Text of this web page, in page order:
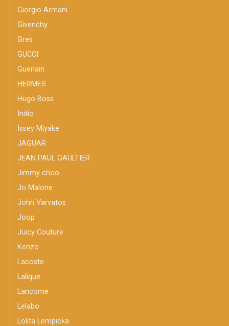
Giorgio Armani
Givenchy
Gres
GUCCI
Guerlain
HERMES
Hugo Boss
Initio
Issey Miyake
JAGUAR
JEAN PAUL GAULTIER
Jimmy choo
Jo Malone
John Varvatos
Joop
Juicy Couture
Kenzo
Lacoste
Lalique
Lancome
Lelabo
Lolita Lempicka